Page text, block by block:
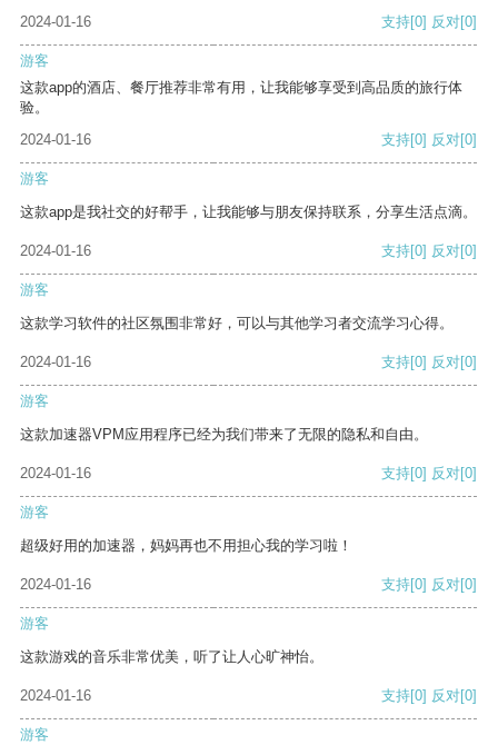
2024-01-16 支持[0] 反对[0]
游客
这款app的酒店、餐厅推荐非常有用，让我能够享受到高品质的旅行体
验。
2024-01-16
支持[0] 反对[0]
游客
这款app是我社交的好帮手，让我能够与朋友保持联系，分享生活点滴。
2024-01-16 支持[0] 反对[0]
游客
这款学习软件的社区氛围非常好，可以与其他学习者交流学习心得。
2024-01-16 支持[0] 反对[0]
游客
这款加速器VPM应用程序已经为我们带来了无限的隐私和自由。
2024-01-16 支持[0] 反对[0]
游客
超级好用的加速器，妈妈再也不用担心我的学习啦！
2024-01-16 支持[0] 反对[0]
游客
这款游戏的音乐非常优美，听了让人心旷神怡。
2024-01-16 支持[0] 反对[0]
游客